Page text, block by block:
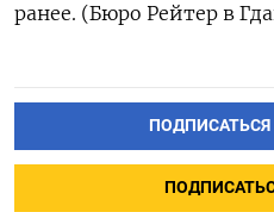
ранее. (Бюро Рейтер в
ПОДПИСАТЬСЯ